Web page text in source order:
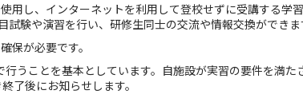
用し、インターネットを利用して登校せずに受講する学
験や演習を行い、研修生同士の交流や情報交換ができま
保が必要です。
うことを基本としています。自施設が実習の要件を満
了後にお知らせします。